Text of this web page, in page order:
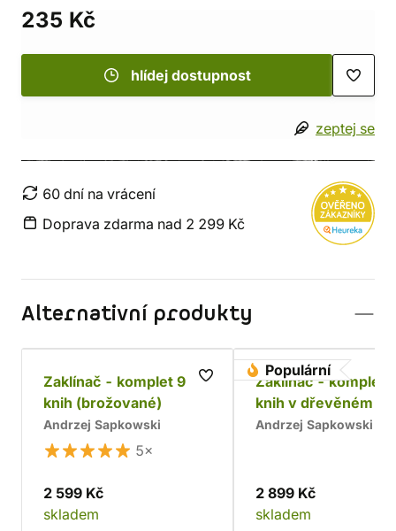
235 Kč
hlídej dostupnost
zeptej se
60 dní na vrácení
Doprava zdarma nad 2 299 Kč
Alternativní produkty
Zaklínač - komplet 9
knih (brožované)
Andrzej Sapkowski
5×
2 599 Kč
skladem
Populární
Zaklínač - komplet
knih v dřevěném
Chrám
Andrzej Sapkowski
2 899 Kč
skladem